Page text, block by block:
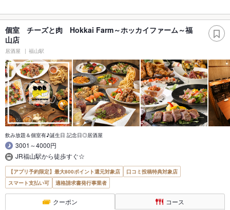
個室 チーズと肉 Hokkai Farm～ホッカイファーム～福
山店
居酒屋 福山駅
飲み放題＆個室有♪誕生日 記念日◎居酒屋
3001～4000円
JR福山駅から徒歩すぐ☆
【アプリ予約限定】最大800ポイント還元対象店
口コミ投稿特典対象店
スマート支払い可
適格請求書発行事業者
クーポン コース